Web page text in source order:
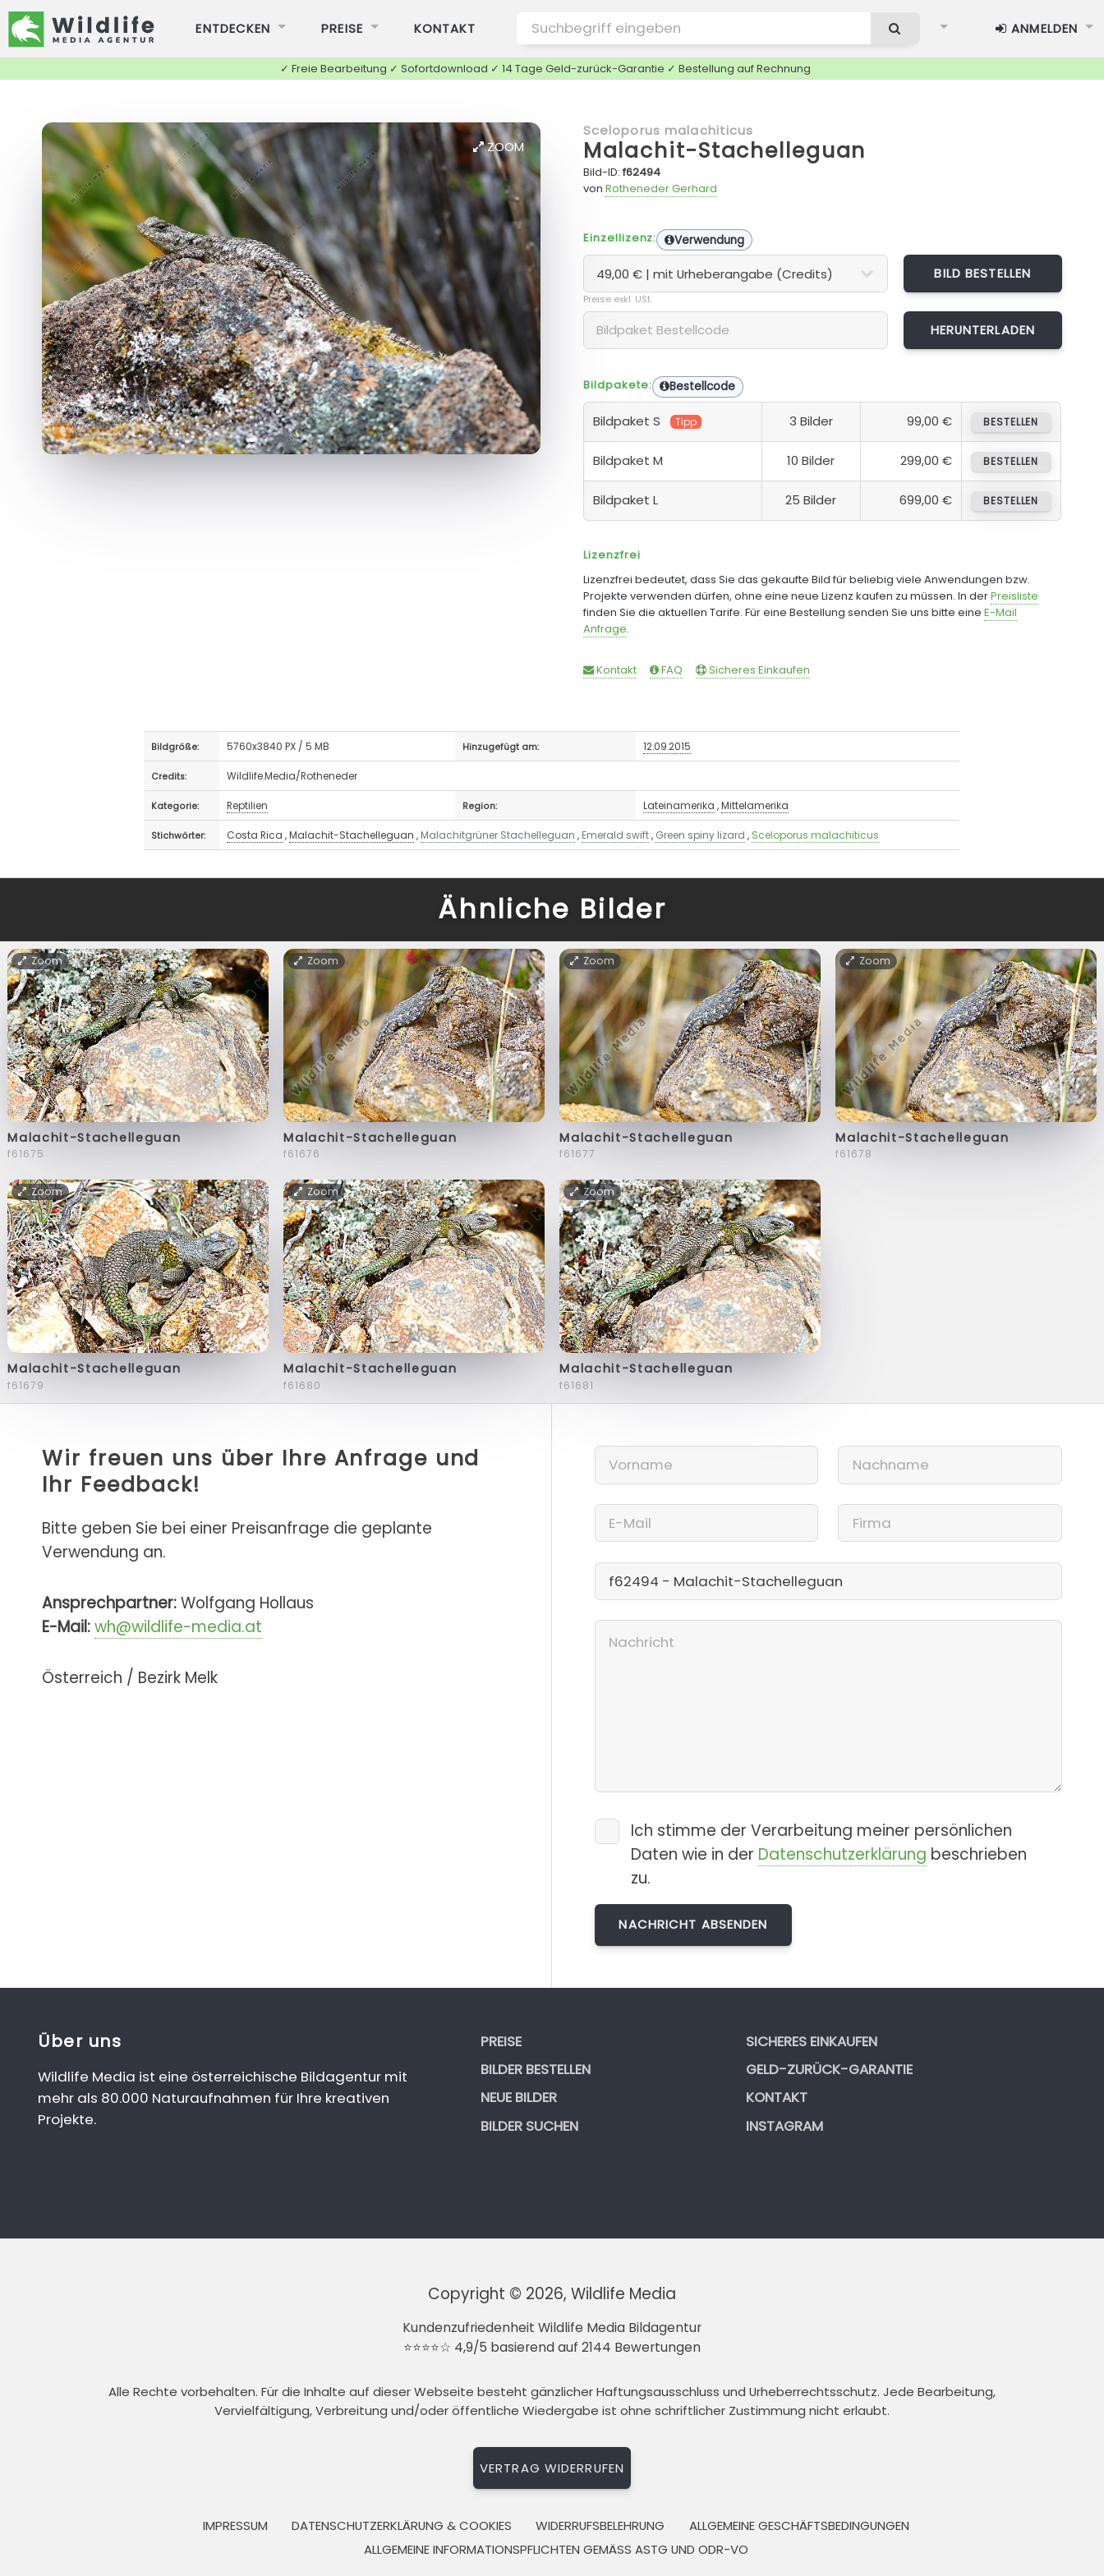
ENTDECKEN PREISE KONTAKT ANMELDEN
✓ Freie Bearbeitung ✓ Sofortdownload ✓ 14 Tage Geld-zurück-Garantie ✓ Bestellung auf Rechnung
ZOOM
Sceloporus malachiticus
Malachit-Stachelleguan
Bild-ID:f62494
von Rotheneder Gerhard
Einzellizenz: Verwendung
BILD BESTELLEN
Preise exkl. USt.
Bildpakete: Bestellcode
Bildpaket S Tipp 3 Bilder 99,00 € BESTELLEN
Bildpaket M 10 Bilder 299,00 € BESTELLEN
Bildpaket L 25 Bilder 699,00 € BESTELLEN
Lizenzfrei
Lizenzfrei bedeutet, dass Sie das gekaufte Bild für beliebig viele Anwendungen bzw.
Projekte verwenden dürfen, ohne eine neue Lizenz kaufen zu müssen. In derPreisliste
finden Sie die aktuellen Tarife. Für eine Bestellung senden Sie uns bitte eine E-Mail
Anfrage.
Kontakt FAQ Sicheres Einkaufen
Bildgröße: 5760x3840 PX / 5 MB Hinzugefügt am: 12.09.2015
Credits: Wildlife.Media/Rotheneder
Kategorie: Reptilien Region: Lateinamerika ,Mittelamerika
Stichwörter: Costa Rica ,Malachit-Stachelleguan , Malachitgrüner Stachelleguan , Emerald swift, Green spiny lizard , Sceloporus malachiticus
Ähnliche Bilder
Zoom
Malachit-Stachelleguan
f61675
Zoom
Malachit-Stachelleguan
f61676
Zoom
Malachit-Stachelleguan
f61677
Zoom
Malachit-Stachelleguan
f61678
Zoom
Malachit-Stachelleguan
f61679
Zoom
Malachit-Stachelleguan
f61680
Zoom
Malachit-Stachelleguan
f61681
Wir freuen uns über Ihre Anfrage und
Ihr Feedback!
Bitte geben Sie bei einer Preisanfrage die geplante
Verwendung an.
Ansprechpartner:Wolfgang Hollaus
E-Mail:wh@wildlife-media.at
Österreich / Bezirk Melk
Ich stimme der Verarbeitung meiner persönlichen
Daten wie in der Datenschutzerklärung beschrieben
zu.
Über uns
Wildlife Media ist eine österreichische Bildagentur mit
mehr als 80.000 Naturaufnahmen für Ihre kreativen
Projekte.
PREISE
BILDER BESTELLEN
NEUE BILDER
BILDER SUCHEN
SICHERES EINKAUFEN
GELD-ZURÜCK-GARANTIE
KONTAKT
INSTAGRAM
Copyright © 2026, Wildlife Media
Kundenzufriedenheit Wildlife Media Bildagentur
⭐⭐⭐⭐☆ 4,9/5 basierend auf 2144 Bewertungen
Alle Rechte vorbehalten. Für die Inhalte auf dieser Webseite besteht gänzlicher Haftungsausschluss und Urheberrechtsschutz. Jede Bearbeitung,
Vervielfältigung, Verbreitung und/oder öffentliche Wiedergabe ist ohne schriftlicher Zustimmung nicht erlaubt.
VERTRAG WIDERRUFEN
IMPRESSUM DATENSCHUTZERKLÄRUNG & COOKIES WIDERRUFSBELEHRUNG
ALLGEMEINE GESCHÄFTSBEDINGUNGEN
ALLGEMEINE INFORMATIONSPFLICHTEN GEMÄSS ASTG UND ODR-VO